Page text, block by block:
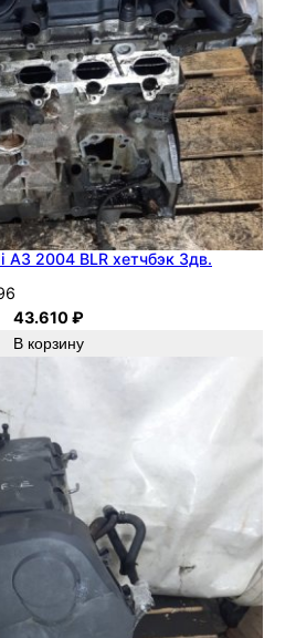
A3 2004 BLR хетчбэк 3дв.
43.610₽
В корзину